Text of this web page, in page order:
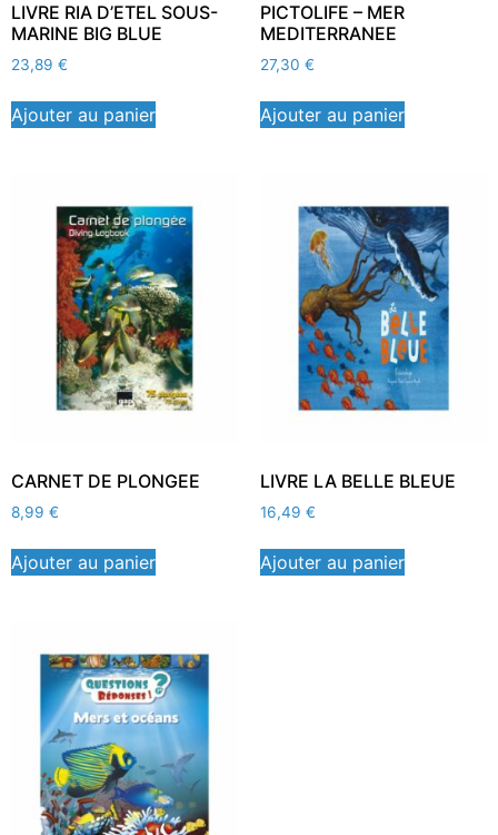
LIVRE RIA D’ETEL SOUS-
MARINE BIG BLUE
23,89 €
Ajouter au panier
PICTOLIFE – MER
MEDITERRANEE
27,30 €
Ajouter au panier
CARNET DE PLONGEE
8,99 €
Ajouter au panier
LIVRE LA BELLE BLEUE
16,49 €
Ajouter au panier